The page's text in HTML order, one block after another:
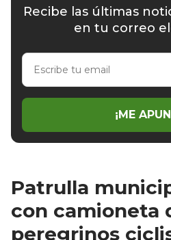
Recibe las últimas
en tu correo
Escribe
email
¡ME
Patrulla
con camioneta
peregrinos